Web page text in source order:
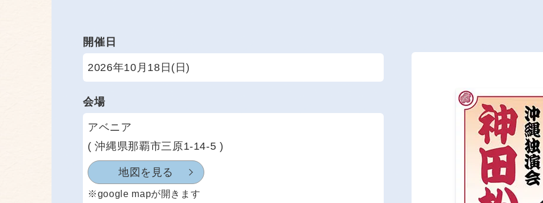
開催日
2026年10月18日(日)
会場
アベニア
( 沖縄県那覇市三原1-14-5 )
地図を見る
※google mapが開きます